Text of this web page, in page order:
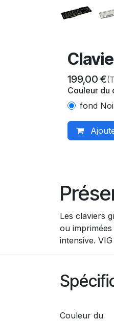
199,00 €
Couleur du
fond
Les claviers
ou
intensive.
Couleur du